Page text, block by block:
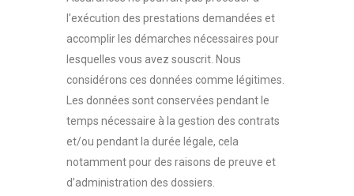
l’exécution des prestations demandées et
accomplir les démarches nécessaires pour
lesquelles vous avez souscrit. Nous
considérons ces données comme légitimes.
Les données sont conservées pendant le
temps nécessaire à la gestion des contrats
et/ou pendant la durée légale, cela
notamment pour des raisons de preuve et
d’administration des dossiers.